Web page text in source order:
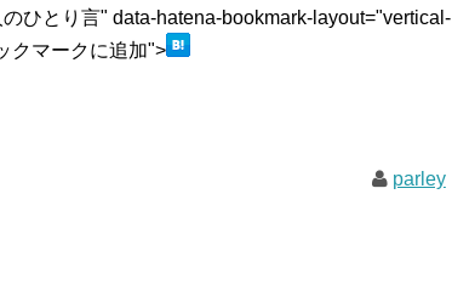
ひとり言" data-hatena-bookmark-layout="vertical-
クマークに追加">
parley